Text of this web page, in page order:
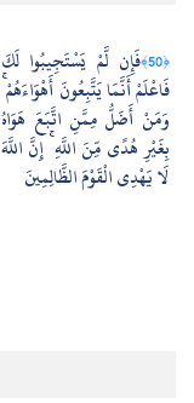
﴿50﴾
فَإِن لَّمْ يَسْتَجِيبُوا لَكَ
فَاعْلَمْ أَنَّمَا يَتَّبِعُونَ أَهْوَاءَهُمْ ۚ
وَمَنْ أَضَلُّ مِمَّنِ اتَّبَعَ هَوَاهُ
بِغَيْرِ هُدًى مِّنَ اللَّهِ ۚ إِنَّ اللَّهَ
لَا يَهْدِي الْقَوْمَ الظَّالِمِينَ